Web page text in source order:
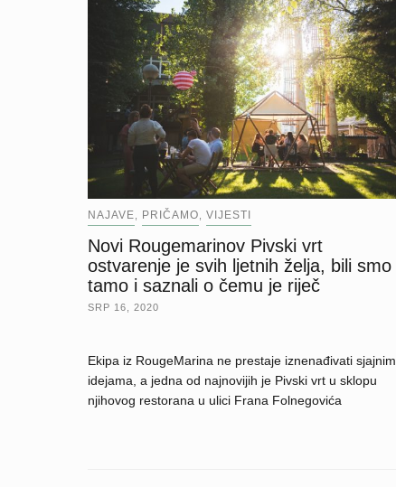
NAJAVE PRIČAMO VIJESTI
Novi Rougemarinov Pivski vrt
ostvarenje je svih ljetnih želja, bili smo
tamo i saznali o čemu je riječ
SRP 16, 2020
Ekipa iz RougeMarina ne prestaje iznenađivati sjajnim
idejama, a jedna od najnovijih je Pivski vrt u sklopu
njihovog restorana u ulici Frana Folnegovića